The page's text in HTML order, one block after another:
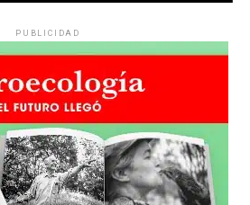
PUBLICIDAD